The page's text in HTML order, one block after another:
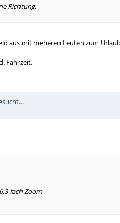
Richtung.
aus mit meheren Leuten zum
Fahrzeit.
fach Zoom